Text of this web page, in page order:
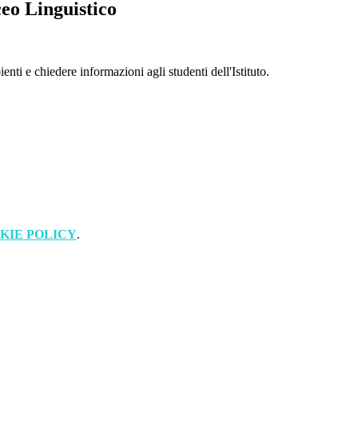
Linguistico
e chiedere informazioni agli studenti dell'Istituto.
POLICY.